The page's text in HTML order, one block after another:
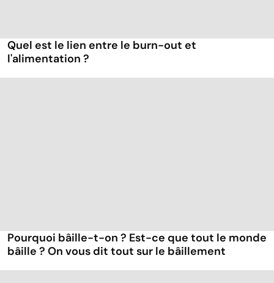
Quel est le lien entre le burn-out et
l'alimentation ?
Pourquoi bâille-t-on ? Est-ce que tout le monde
bâille ? On vous dit tout sur le bâillement